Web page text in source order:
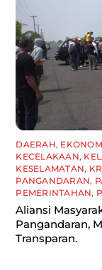
DAERAH,
KECELAKAAN,
KESELAMATAN,
PANGANDARAN,
PEMERINTAHAN,
Aliansi
Pangandaran,
Transparan.